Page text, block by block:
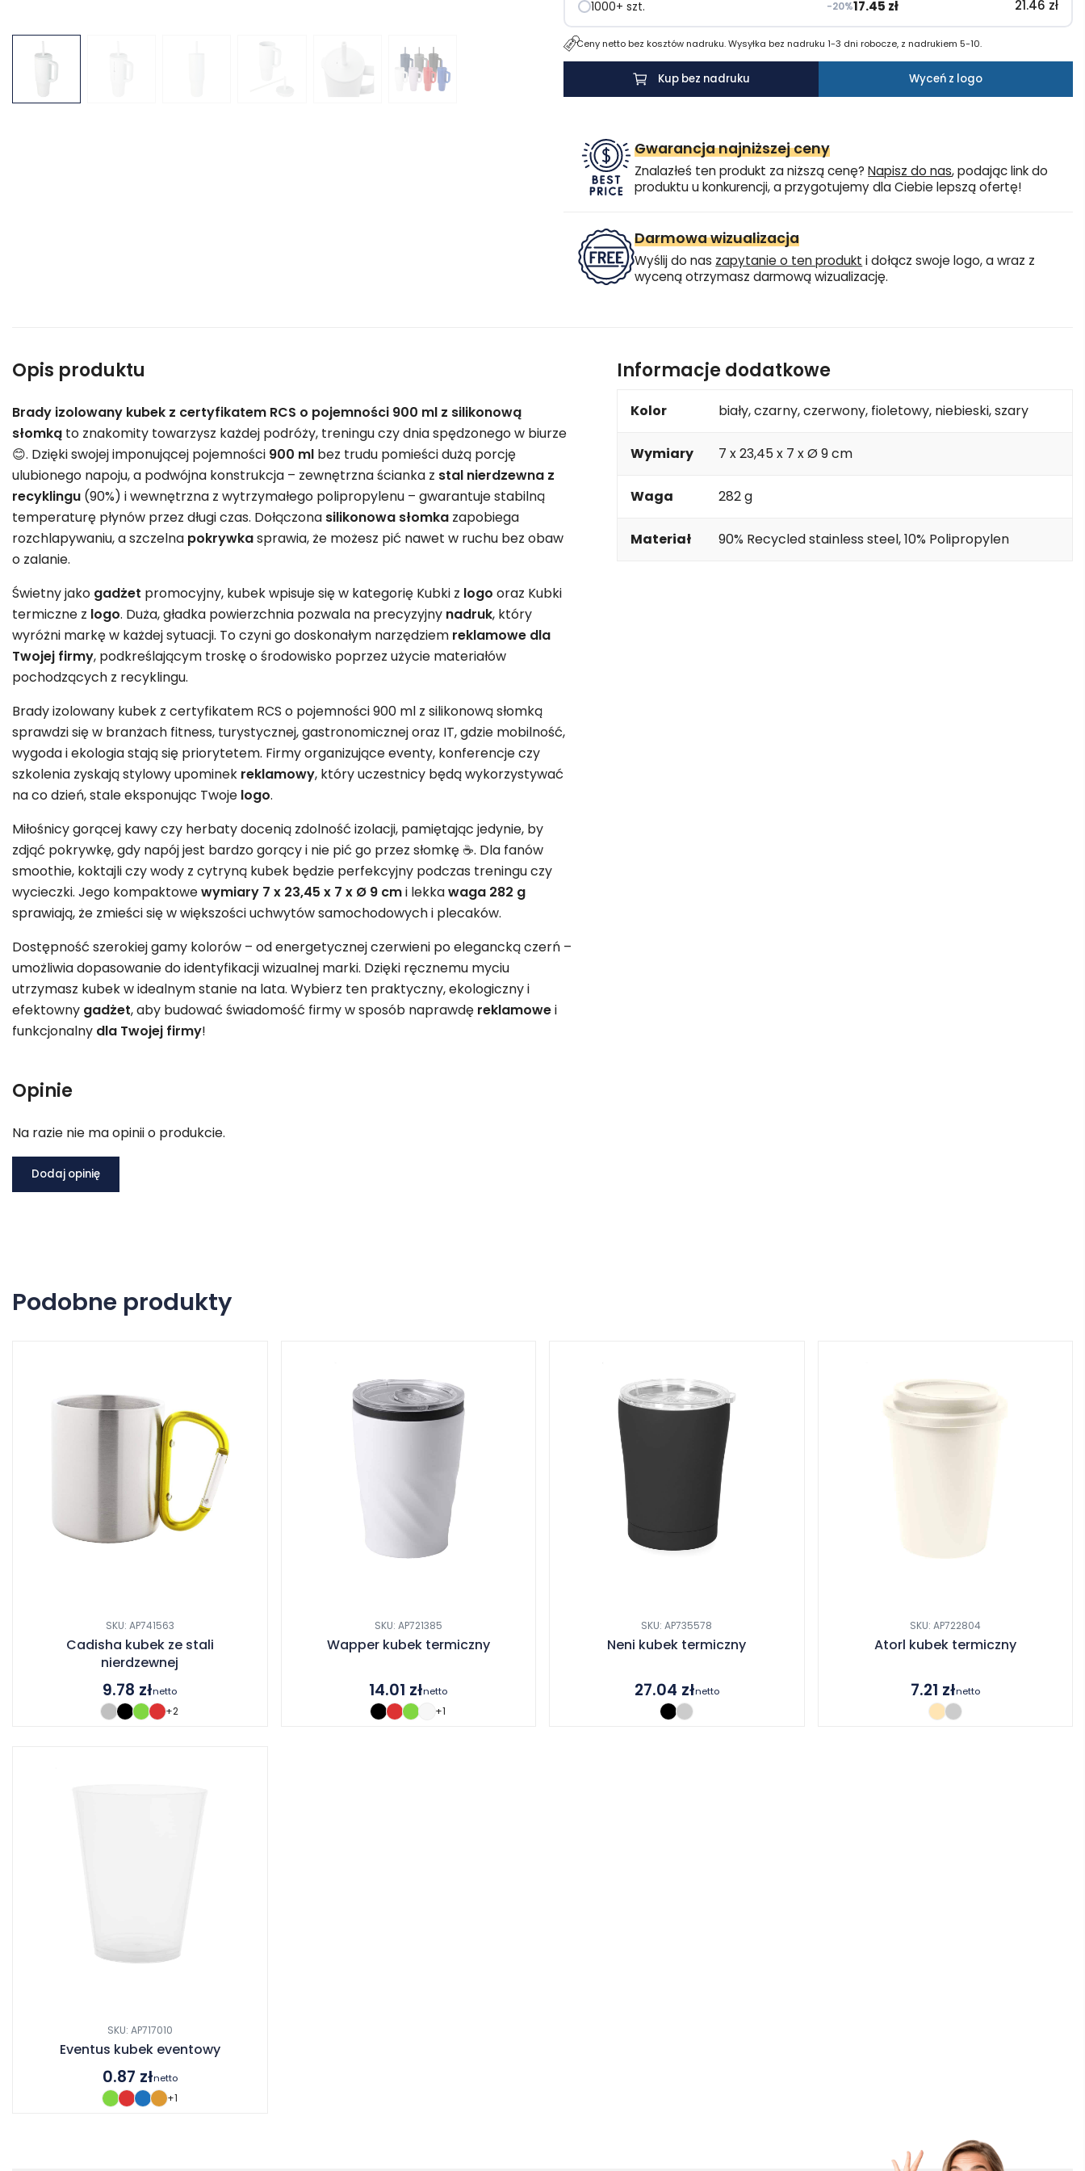
1000+ szt. −20%17.45 zł 21.46 zł
Ceny netto bez kosztów nadruku. Wysyłka bez nadruku 1-3 dni robocze, z nadrukiem 5-10.
Kup bez nadruku Wyceń z logo
Gwarancja najniższej ceny
Znalazłeś ten produkt za niższą cenę?Napisz do nas, podając link do
produktu u konkurencji, a przygotujemy dla Ciebie lepszą ofertę!
Darmowa wizualizacja
Wyślij do nas zapytanie o ten produkt i dołącz swoje logo, a wraz z
wyceną otrzymasz darmową wizualizację.
Opis produktu
Brady izolowany kubek z certyfikatem RCS o pojemności 900 ml z silikonową
słomką to znakomity towarzysz każdej podróży, treningu czy dnia spędzonego w biurze
😊. Dzięki swojej imponującej pojemności 900 ml bez trudu pomieści dużą porcję
ulubionego napoju, a podwójna konstrukcja – zewnętrzna ścianka z stal nierdzewna z
recyklingu (90%) i wewnętrzna z wytrzymałego polipropylenu – gwarantuje stabilną
temperaturę płynów przez długi czas. Dołączona silikonowa słomka zapobiega
rozchlapywaniu, a szczelna pokrywkasprawia, że możesz pić nawet w ruchu bez obaw
o zalanie.
Świetny jako gadżet promocyjny, kubek wpisuje się w kategorię Kubki z logo oraz Kubki
termiczne z logo. Duża, gładka powierzchnia pozwala na precyzyjny nadruk, który
wyróżni markę w każdej sytuacji. To czyni go doskonałym narzędziem reklamowe dla
Twojej firmy, podkreślającym troskę o środowisko poprzez użycie materiałów
pochodzących z recyklingu.
Brady izolowany kubek z certyfikatem RCS o pojemności 900 ml z silikonową słomką
sprawdzi się w branżach fitness, turystycznej, gastronomicznej oraz IT, gdzie mobilność,
wygoda i ekologia stają się priorytetem. Firmy organizujące eventy, konferencje czy
szkolenia zyskają stylowy upominek reklamowy, który uczestnicy będą wykorzystywać
na co dzień, stale eksponując Twoje logo.
Miłośnicy gorącej kawy czy herbaty docenią zdolność izolacji, pamiętając jedynie, by
zdjąć pokrywkę, gdy napój jest bardzo gorący i nie pić go przez słomkę ☕. Dla fanów
smoothie, koktajli czy wody z cytryną kubek będzie perfekcyjny podczas treningu czy
wycieczki. Jego kompaktowewymiary 7 x 23,45 x 7 x Ø 9 cmi lekkawaga 282 g
sprawiają, że zmieści się w większości uchwytów samochodowych i plecaków.
Dostępność szerokiej gamy kolorów – od energetycznej czerwieni po elegancką czerń –
umożliwia dopasowanie do identyfikacji wizualnej marki. Dzięki ręcznemu myciu
utrzymasz kubek w idealnym stanie na lata. Wybierz ten praktyczny, ekologiczny i
efektowny gadżet, aby budować świadomość firmy w sposób naprawdę reklamowei
funkcjonalny dla Twojej firmy!
Informacje dodatkowe
Kolor biały, czarny, czerwony, fioletowy, niebieski, szary
Wymiary 7 x 23,45 x 7 x Ø 9 cm
Waga 282 g
Materiał 90% Recycled stainless steel, 10% Polipropylen
Opinie
Na razie nie ma opinii o produkcie.
Dodaj opinię
Podobne produkty
SKU: AP741563
Cadisha kubek ze stali
nierdzewnej
9.78 złnetto
+2
SKU: AP721385
Wapper kubek termiczny
14.01 złnetto
+1
SKU: AP735578
Neni kubek termiczny
27.04 złnetto
SKU: AP722804
Atorl kubek termiczny
7.21 złnetto
SKU: AP717010
Eventus kubek eventowy
0.87 złnetto
+1